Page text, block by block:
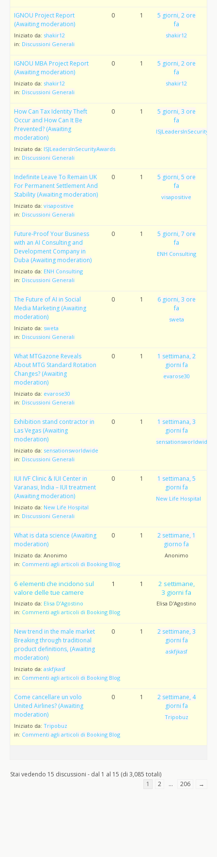
IGNOU Project Report
(Awaiting moderation)
Iniziato da: shakir12
in: Discussioni Generali
0 1
5 giorni, 2 ore
fa
shakir12
IGNOU MBA Project Report
(Awaiting moderation)
Iniziato da: shakir12
in: Discussioni Generali
0 1
5 giorni, 2 ore
fa
shakir12
How Can Tax Identity Theft
Occur and How Can It Be
Prevented? (Awaiting
moderation)
Iniziato da: ISJLeadersInSecurityAwards
in: Discussioni Generali
0 1
5 giorni, 3 ore
fa
Indefinite Leave To Remain UK
For Permanent Settlement And
Stability (Awaiting moderation)
Iniziato da: visapositive
in: Discussioni Generali
0 1
5 giorni, 5 ore
fa
visapositive
Future-Proof Your Business
with an AI Consulting and
Development Company in
Duba (Awaiting moderation)
Iniziato da: ENH Consulting
in: Discussioni Generali
0 1
5 giorni, 7 ore
fa
ENH Consulting
The Future of AI in Social
Media Marketing (Awaiting
moderation)
Iniziato da: sweta
in: Discussioni Generali
0 1
6 giorni, 3 ore
fa
sweta
What MTGazone Reveals
About MTG Standard Rotation
Changes? (Awaiting
moderation)
Iniziato da: evarose30
in: Discussioni Generali
0 1
1 settimana, 2
giorni fa
evarose30
Exhibition stand contractor in
Las Vegas (Awaiting
moderation)
Iniziato da: sensationsworldwide
in: Discussioni Generali
0 1
1 settimana, 3
giorni fa
sensationsworldwide
IUI IVF Clinic & IUI Center in
Varanasi, India – IUI treatment
(Awaiting moderation)
Iniziato da: New Life Hospital
in: Discussioni Generali
0 1
1 settimana, 5
giorni fa
New Life Hospital
What is data science (Awaiting
moderation)
Iniziato da: Anonimo
in: Commenti agli articoli di Booking Blog
0 1
2 settimane, 1
giorno fa
Anonimo
6 elementi che incidono sul
valore delle tue camere
Iniziato da: Elisa D’Agostino
in: Commenti agli articoli di Booking Blog
1 1
2 settimane,
3 giorni fa
Elisa D'Agostino
New trend in the male market
Breaking through traditional
product definitions, (Awaiting
moderation)
Iniziato da: askfjkasf
in: Commenti agli articoli di Booking Blog
0 1
2 settimane, 3
giorni fa
askfjkasf
Come cancellare un volo
United Airlines? (Awaiting
moderation)
Iniziato da: Tripobuz
in: Commenti agli articoli di Booking Blog
0 1
2 settimane, 4
giorni fa
Tripobuz
Stai vedendo 15 discussioni - dal 1 al 15 (di 3,085 totali)
1
2 … 206 →